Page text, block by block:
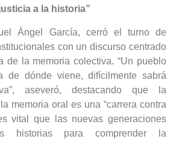
a la historia”
Ángel García, cerró el turno de
con un discurso centrado
de la memoria colectiva. “Un pueblo
de dónde viene, difícilmente sabrá
aseveró, destacando que la
memoria oral es una “carrera contra
vital que las nuevas generaciones
historias para comprender la